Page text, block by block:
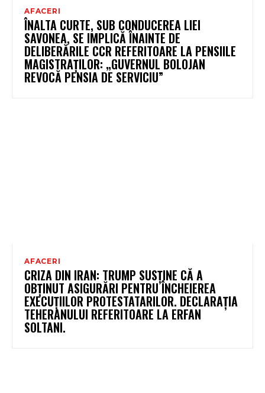
AFACERI
ÎNALTA CURTE, SUB CONDUCEREA LIEI
SAVONEA, SE IMPLICĂ ÎNAINTE DE
DELIBERĂRILE CCR REFERITOARE LA PENSIILE
MAGISTRAȚILOR: „GUVERNUL BOLOJAN
REVOCĂ PENSIA DE SERVICIU”
AFACERI
CRIZA DIN IRAN: TRUMP SUSȚINE CĂ A
OBȚINUT ASIGURĂRI PENTRU ÎNCHEIEREA
EXECUȚIILOR PROTESTATARILOR. DECLARAȚIA
TEHERANULUI REFERITOARE LA ERFAN
SOLTANI.